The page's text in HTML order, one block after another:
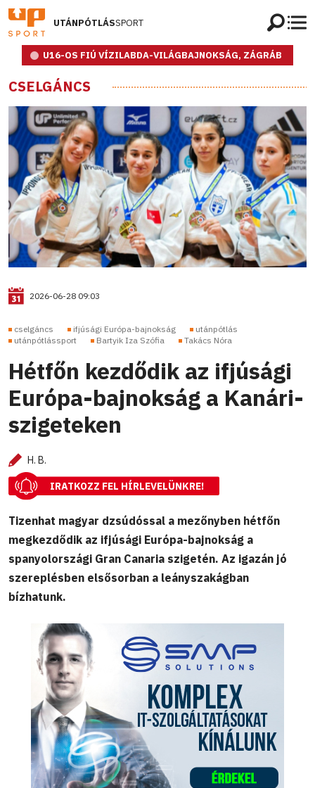
UTÁNPÓTLÁSSPORT
U16-OS FIÚ VÍZILABDA-VILÁGBAJNOKSÁG, ZÁGRÁB
CSELGÁNCS
2026-06-28 09:03
cselgáncs ifjúsági Európa-bajnokság
utánpótlás
utánpótlássport
Bartyik Iza Szófia Takács Nóra
Hétfőn kezdődik az ifjúsági
Európa-bajnokság a Kanári-
szigeteken
H. B.
IRATKOZZ FEL HÍRLEVELÜNKRE!
Tizenhat magyar dzsúdóssal a mezőnyben hétfőn
megkezdődik az ifjúsági Európa-bajnokság a
spanyolországi Gran Canaria szigetén. Az igazán jó
szereplésben elsősorban a leányszakágban
bízhatunk.